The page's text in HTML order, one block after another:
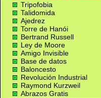
Tripofobia
Talidomida
Ajedrez
Torre de Hanói
Bertrand Russell
Ley de Moore
Amigo Invisible
Base de datos
Baloncesto
Revolución Industrial
Raymond Kurzweil
Abrazos Gratis